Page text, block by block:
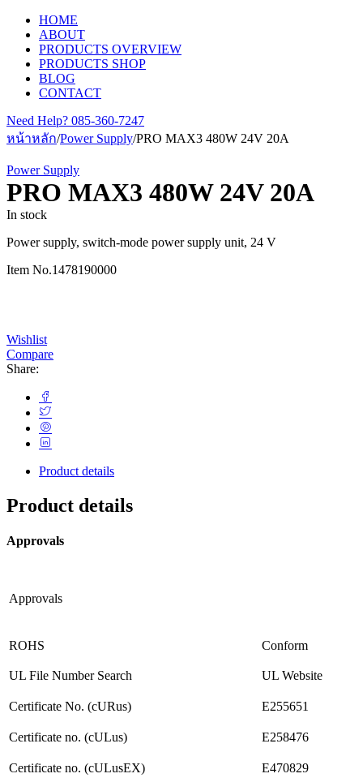
HOME
ABOUT
PRODUCTS OVERVIEW
PRODUCTS SHOP
BLOG
CONTACT
Need Help? 085-360-7247
หน้าหลัก/Power Supply/PRO MAX3 480W 24V 20A
Power Supply
PRO MAX3 480W 24V 20A
In stock
Power supply, switch-mode power supply unit, 24 V
Item No.1478190000
Wishlist
Compare
Share:
Product details
Product details
Approvals
Approvals
ROHS Conform
UL File Number Search UL Website
Certificate No. (cURus) E255651
Certificate no. (cULus) E258476
Certificate no. (cULusEX) E470829